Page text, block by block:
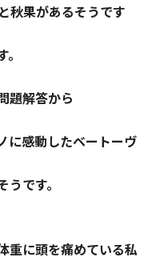
秋果があるそうです
題解答から
に感動したベートーヴ
です。
重に頭を痛めている私